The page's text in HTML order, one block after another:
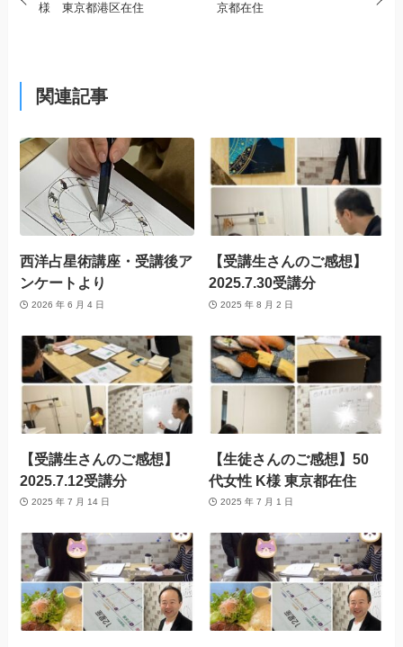
様 東京都港区在住
京都在住
関連記事
西洋占星術講座・受講後ア
ンケートより
2026 年 6 月 4 日
【受講生さんのご感想】
2025.7.30受講分
2025 年 8 月 2 日
【受講生さんのご感想】
2025.7.12受講分
2025 年 7 月 14 日
【生徒さんのご感想】50
代女性 K様 東京都在住
2025 年 7 月 1 日